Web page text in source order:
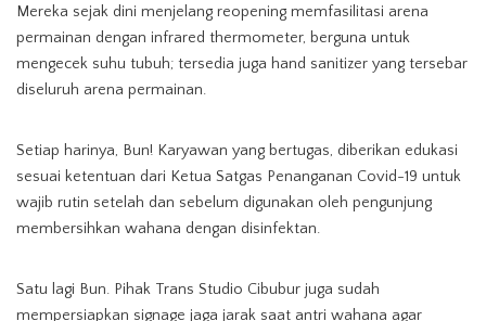
Mereka sejak dini menjelang reopening memfasilitasi arena
permainan dengan infrared thermometer, berguna untuk
mengecek suhu tubuh; tersedia juga hand sanitizer yang tersebar
diseluruh arena permainan.
Setiap harinya, Bun! Karyawan yang bertugas, diberikan edukasi
sesuai ketentuan dari Ketua Satgas Penanganan Covid-19 untuk
wajib rutin setelah dan sebelum digunakan oleh pengunjung
membersihkan wahana dengan disinfektan.
Satu lagi Bun. Pihak Trans Studio Cibubur juga sudah
mempersiapkan signage jaga jarak saat antri wahana agar